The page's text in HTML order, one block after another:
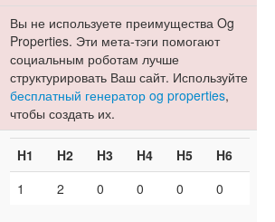
Вы не используете преимущества Og
Properties. Эти мета-тэги помогают
социальным роботам лучше
структурировать Ваш сайт. Используйте
бесплатный генератор og properties,
чтобы создать их.
H1 H2 H3 H4 H5
H6
1
2 0 0 0 0